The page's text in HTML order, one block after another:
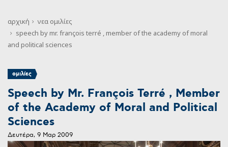
αρχική νεα ομιλίες
speech by mr. françois terré , member of the academy of moral
and political sciences
ομιλίες
Speech by Mr. François Terré , Member
of the Academy of Moral and Political
Sciences
Δευτέρα, 9 Μαρ 2009